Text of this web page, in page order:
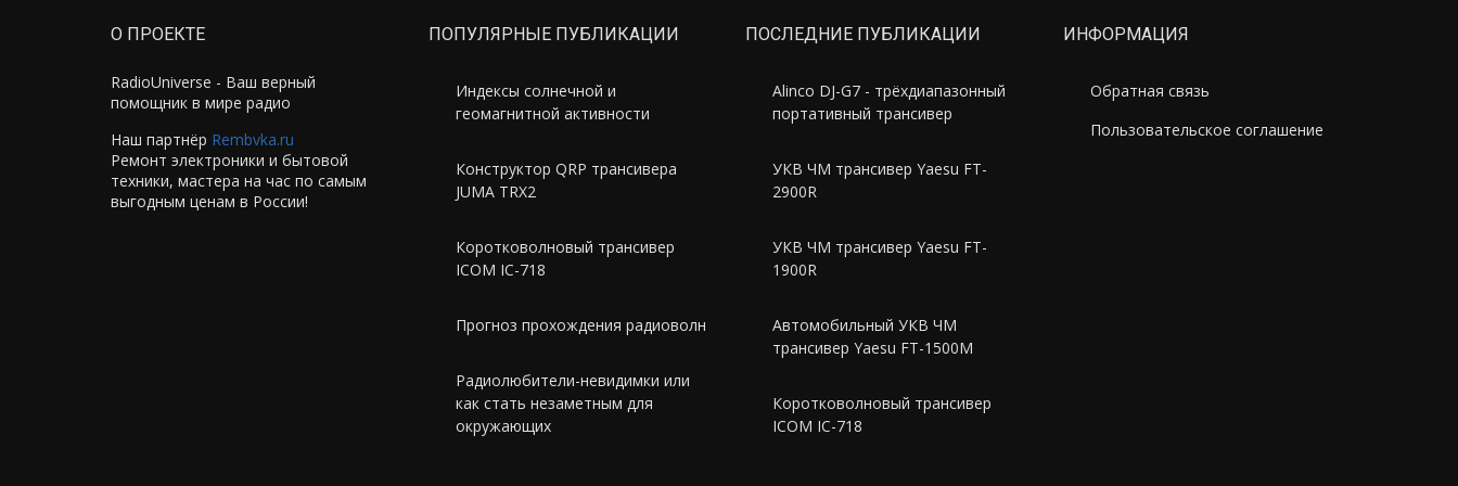
О ПРОЕКТЕ
RadioUniverse - Ваш верный
помощник в мире радио
Наш партнёр Rembvka.ru
Ремонт электроники и бытовой
техники, мастера на час по самым
выгодным ценам в России!
ПОПУЛЯРНЫЕ ПУБЛИКАЦИИ
Индексы солнечной и
геомагнитной активности
Конструктор QRP трансивера
JUMA TRX2
Коротковолновый трансивер
ICOM IC-718
Прогноз прохождения радиоволн
Радиолюбители-невидимки или
как стать незаметным для
окружающих
ПОСЛЕДНИЕ ПУБЛИКАЦИИ
Alinco DJ-G7 - трёхдиапазонный
портативный трансивер
УКВ ЧМ трансивер Yaesu FT-
2900R
УКВ ЧМ трансивер Yaesu FT-
1900R
Автомобильный УКВ ЧМ
трансивер Yaesu FT-1500M
Коротковолновый трансивер
ICOM IC-718
ИНФОРМАЦИЯ
Обратная связь
Пользовательское соглашение